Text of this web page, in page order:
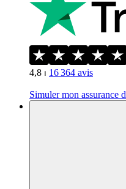
4,8 ⏐ 16 364 avis
Simuler mon assurance